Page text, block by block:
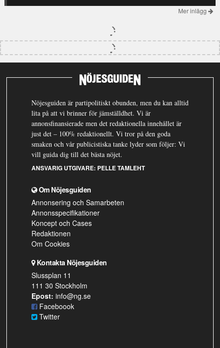
Mer inlägg
Nöjesguiden är partipolitiskt obunden, men du kan alltid
lita på att vi brinner för jämställdhet. Vi är
annonsfinansierade men det redaktionella innehållet är
just det – 100% redaktionellt. Vi tror på den goda
smaken och vår publicistiska tanke lyder som följer: Vi
vill guida dig till det bästa nöjet.
ANSVARIG UTGIVARE: PELLE TAMLEHT
Om Nöjesguiden
Annonsering och Samarbeten
Annonsspecifikationer
Koncept och Cases
Redaktionen
Om Cookies
Kontakta Nöjesguiden
Slussplan 11
111 30 Stockholm
Epost: info@ng.se
Faceboook
Twitter